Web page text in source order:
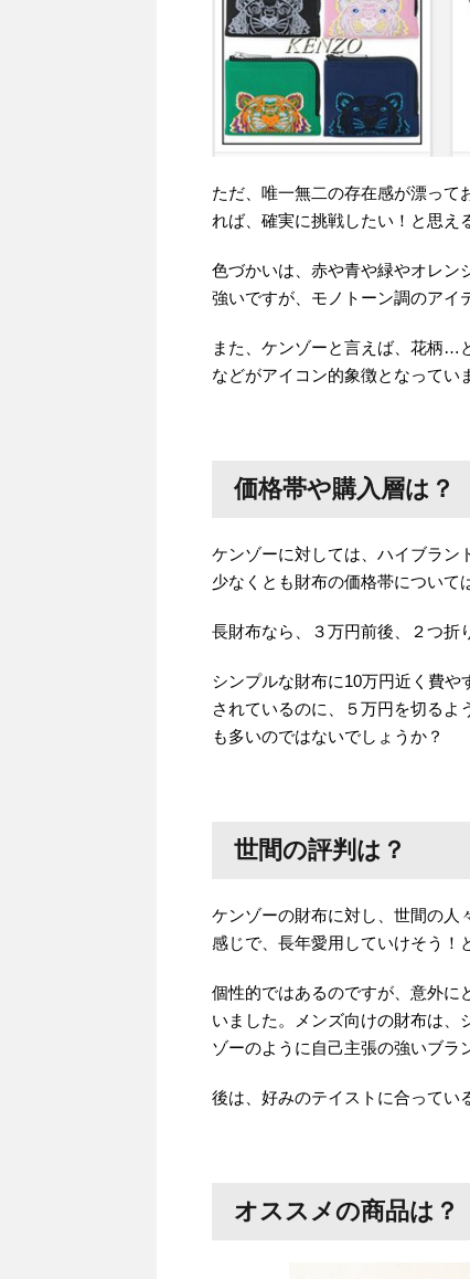
ただ、唯一無二の存在感が漂って
れば、確実に挑戦したい！と思え
色づかいは、赤や青や緑やオレン
強いですが、モノトーン調のアイ
また、ケンゾーと言えば、花柄…
などがアイコン的象徴となってい
価格帯や購入層は？
ケンゾーに対しては、ハイブラン
少なくとも財布の価格帯について
長財布なら、３万円前後、２つ折
シンプルな財布に10万円近く費
されているのに、５万円を切る
も多いのではないでしょうか？
世間の評判は？
ケンゾーの財布に対し、世間の人
感じで、長年愛用していけそう！
個性的ではあるのですが、意外に
いました。メンズ向けの財布は、
ゾーのように自己主張の強いブラ
後は、好みのテイストに合ってい
オススメの商品は？